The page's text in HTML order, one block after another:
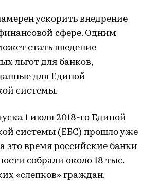
ускорить внедрение
сфере. Одним
стать введение
льгот для банков,
для Единой
системы.
1 июля 2018-го Единой
системы (ЕБС) прошло уже
это время российские банки
собрали около 18 тыс.
«слепков» граждан.